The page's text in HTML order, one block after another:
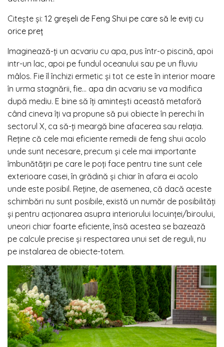
Citește și: 12 greșeli de Feng Shui pe care să le eviți cu
orice preț
Imaginează-ți un acvariu cu apa, pus într-o piscină, apoi
intr-un lac, apoi pe fundul oceanului sau pe un fluviu
mâlos. Fie îl închizi ermetic și tot ce este în interior moare
în urma stagnării, fie… apa din acvariu se va modifica
după mediu. E bine să îți amintești această metaforă
când cineva îți va propune să pui obiecte în perechi în
sectorul X, ca să-ți meargă bine afacerea sau relația.
Reține că cele mai eficiente remedii de feng shui acolo
unde sunt necesare, precum și cele mai importante
îmbunătățiri pe care le poți face pentru tine sunt cele
exterioare casei, în grădină și chiar în afara ei acolo
unde este posibil. Reține, de asemenea, că dacă aceste
schimbări nu sunt posibile, există un număr de posibilități
și pentru acționarea asupra interiorului locuinței/biroului,
uneori chiar foarte eficiente, însă acestea se bazează
pe calcule precise și respectarea unui set de reguli, nu
pe instalarea de obiecte-totem.